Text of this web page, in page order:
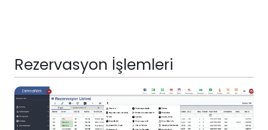
Rezervasyon İşlemleri